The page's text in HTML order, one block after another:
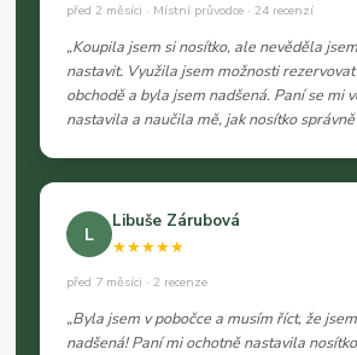
před 2 měsíci · Místní průvodce · 24 recenzí
„Koupila jsem si nosítko, ale nevěděla
nastavit. Využila jsem možnosti
obchodě a byla jsem nadšená. Paní se mi
nastavila a naučila mě, jak nosítko
L
Libuše Zárubová
★★★★★
před 7 měsíci · 2 recenze
„Byla jsem v pobočce a musím říct, že
nadšená! Paní mi ochotně nastavila